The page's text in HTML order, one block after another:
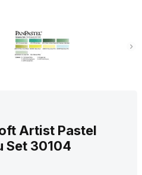
Artist Pastel
Set 30104